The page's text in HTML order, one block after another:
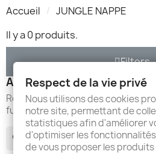
Accueil
JUNGLE NAPPE
Il y a 0 produits.
Filters
Aucun produit disponible
Restez à l'écoute ! D'autres
fur et à mesure qu'ils seront
search
Respect de la vie privé
Nous utilisons des cookies
notre site, permettant de
statistiques afin d'améliorer
d'optimiser les
de vous proposer les